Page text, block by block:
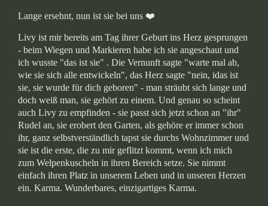
Lange ersehnt, nun ist sie bei uns ❤️️
Livy ist mir bereits am Tag ihrer Geburt ins Herz gesprungen
- beim Wiegen und Markieren habe ich sie angeschaut und
ich wusste "das ist sie" . Die Vernunft sagte "warte mal ab,
wie sie sich alle entwickeln", das Herz sagte "nein, idas ist
sie, sie wurde für dich geboren" - man sträubt sich lange und
doch weiß man, sie gehört zu einem. Und genau so scheint
auch Livy zu empfinden - sie passt sich jetzt schon an "ihr"
Rudel an, sie erobert den Garten, als gehöre er immer schon
ihr, ganz selbstverständlich tapst sie durchs Wohnzimmer und
sie ist die erste, die zu mir geflitzt kommt, wenn ich mich
zum Welpenkuscheln in ihren Bereich setze. Sie nimmt
einfach ihren Platz in unserem Leben und in unseren Herzen
ein. Karma. Wunderbares, einzigartiges Karma.